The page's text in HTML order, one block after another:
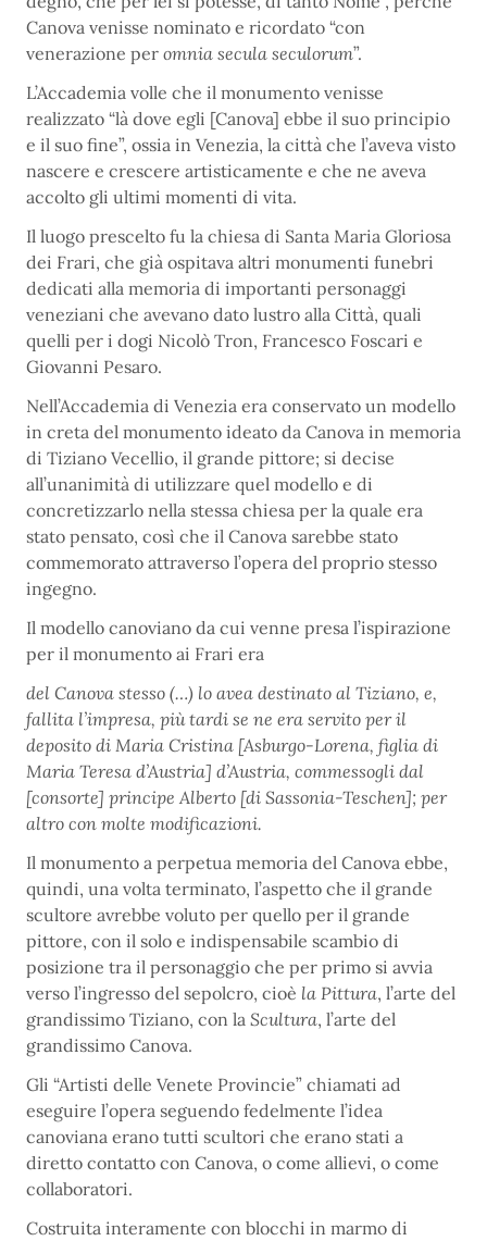
Canova venisse nominato e ricordato “con
venerazione per omnia secula seculorum”.
L’Accademia volle che il monumento venisse
realizzato “là dove egli [Canova] ebbe il suo principio
e il suo fine”, ossia in Venezia, la città che l’aveva visto
nascere e crescere artisticamente e che ne aveva
accolto gli ultimi momenti di vita.
Il luogo prescelto fu la chiesa di Santa Maria Gloriosa
dei Frari, che già ospitava altri monumenti funebri
dedicati alla memoria di importanti personaggi
veneziani che avevano dato lustro alla Città, quali
quelli per i dogi Nicolò Tron, Francesco Foscari e
Giovanni Pesaro.
Nell’Accademia di Venezia era conservato un modello
in creta del monumento ideato da Canova in memoria
di Tiziano Vecellio, il grande pittore; si decise
all’unanimità di utilizzare quel modello e di
concretizzarlo nella stessa chiesa per la quale era
stato pensato, così che il Canova sarebbe stato
commemorato attraverso l’opera del proprio stesso
ingegno.
Il modello canoviano da cui venne presa l’ispirazione
per il monumento ai Frari era
del Canova stesso (…) lo avea destinato al Tiziano, e,
fallita l’impresa, più tardi se ne era servito per il
deposito di Maria Cristina [Asburgo-Lorena, figlia di
Maria Teresa d’Austria] d’Austria, commessogli dal
[consorte] principe Alberto [di Sassonia-Teschen]; per
altro con molte modificazioni.
Il monumento a perpetua memoria del Canova ebbe,
quindi, una volta terminato, l’aspetto che il grande
scultore avrebbe voluto per quello per il grande
pittore, con il solo e indispensabile scambio di
posizione tra il personaggio che per primo si avvia
verso l’ingresso del sepolcro, cioè la Pittura, l’arte del
grandissimo Tiziano, con la Scultura, l’arte del
grandissimo Canova.
Gli “Artisti delle Venete Provincie” chiamati ad
eseguire l’opera seguendo fedelmente l’idea
canoviana erano tutti scultori che erano stati a
diretto contatto con Canova, o come allievi, o come
collaboratori.
Costruita interamente con blocchi in marmo di